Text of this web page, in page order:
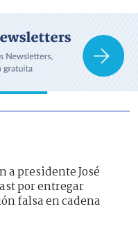
a presidente José
por entregar
falsa en cadena